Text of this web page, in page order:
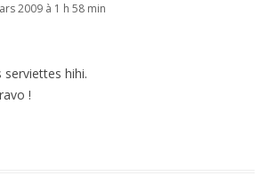
2009 à 1 h 58 min
hihi.
!